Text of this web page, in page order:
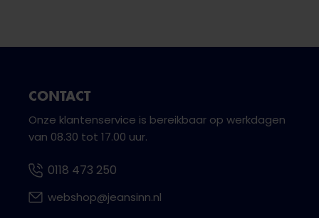
CONTACT
Onze klantenservice is bereikbaar op werkdagen
van 08.30 tot 17.00 uur.
0118 473 250
webshop@jeansinn.nl